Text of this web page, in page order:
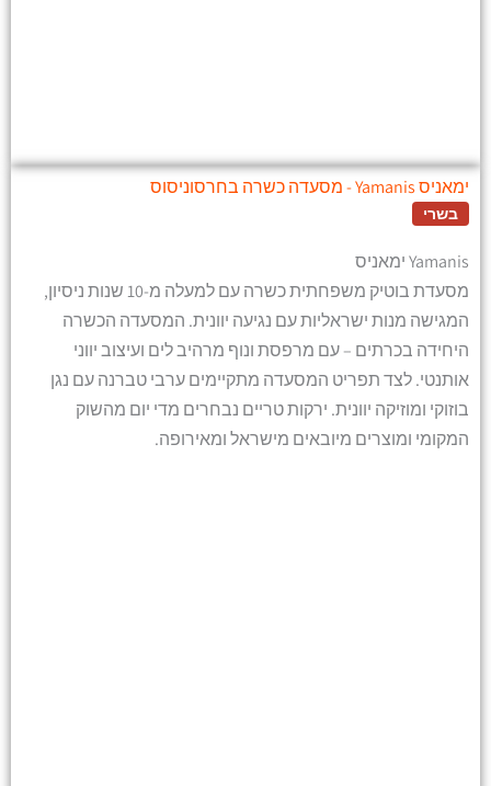
ימאניס Yamanis - מסעדה כשרה בחרסוניסוס
בשרי
Yamanis ימאניס
מסעדת בוטיק משפחתית כשרה עם למעלה מ-10 שנות ניסיון,
המגישה מנות ישראליות עם נגיעה יוונית. המסעדה הכשרה
היחידה בכרתים – עם מרפסת ונוף מרהיב לים ועיצוב יווני
אותנטי. לצד תפריט המסעדה מתקיימים ערבי טברנה עם נגן
בוזוקי ומוזיקה יוונית. ירקות טריים נבחרים מדי יום מהשוק
המקומי ומוצרים מיובאים מישראל ומאירופה.